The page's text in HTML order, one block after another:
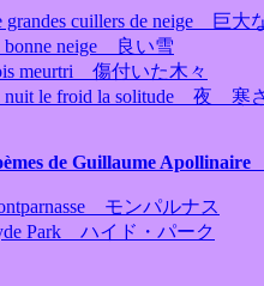
grandes cuillers de neige 巨大
bonne neige 良い雪
meurtri 傷付いた木々
nuit le froid la solitude 夜 寒
de Guillaume
モンパルナス
Park ハイド・パーク